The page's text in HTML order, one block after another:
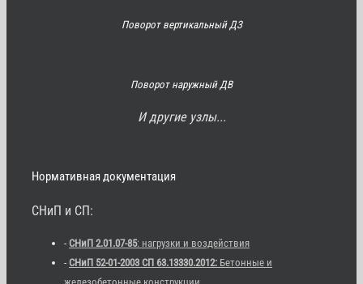
Поворот вертикальный ДЗ
Поворот наружный ДВ
И другие узлы...
Нормативная документация
СНиП и СП:
- СНиП 2.01.07-85: нагрузки и воздействия
- СНиП 52-01-2003 СП 63.13330.2012: Бетонные и